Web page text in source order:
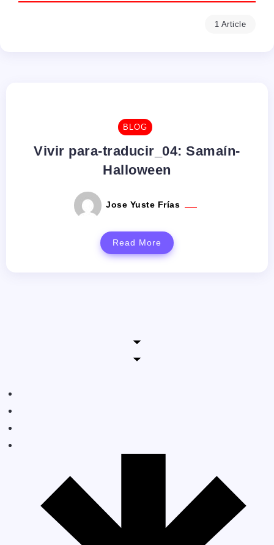
1 Article
BLOG
Vivir para-traducir_04: Samaín-
Halloween
Jose Yuste Frías
Read More